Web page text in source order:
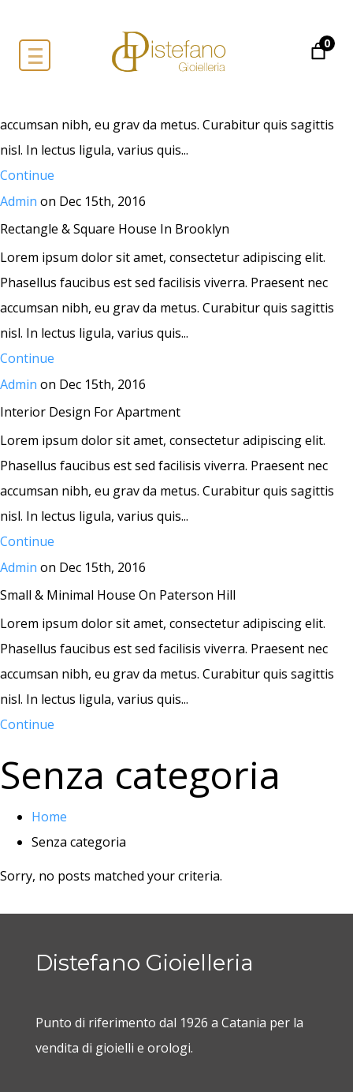
0
The Lodge Woonden In London
Lorem ipsum dolor sit amet, consectetur adipiscing elit.
accumsan nibh, eu grav da metus. Curabitur quis sagittis
nisl. In lectus ligula, varius quis...
Continue
Admin on Dec 15th, 2016
Rectangle & Square House In Brooklyn
Lorem ipsum dolor sit amet, consectetur adipiscing elit.
Phasellus faucibus est sed facilisis viverra. Praesent nec
accumsan nibh, eu grav da metus. Curabitur quis sagittis
nisl. In lectus ligula, varius quis...
Continue
Admin on Dec 15th, 2016
Interior Design For Apartment
Lorem ipsum dolor sit amet, consectetur adipiscing elit.
Phasellus faucibus est sed facilisis viverra. Praesent nec
accumsan nibh, eu grav da metus. Curabitur quis sagittis
nisl. In lectus ligula, varius quis...
Continue
Admin on Dec 15th, 2016
Small & Minimal House On Paterson Hill
Lorem ipsum dolor sit amet, consectetur adipiscing elit.
Phasellus faucibus est sed facilisis viverra. Praesent nec
accumsan nibh, eu grav da metus. Curabitur quis sagittis
nisl. In lectus ligula, varius quis...
Continue
Senza categoria
Home
Senza categoria
Sorry, no posts matched your criteria.
Distefano Gioielleria
Punto di riferimento dal 1926 a Catania per la
vendita di gioielli e orologi.